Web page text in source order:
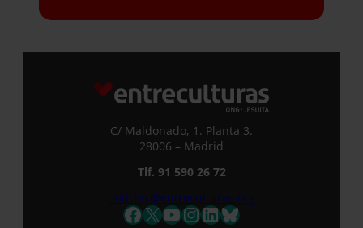
Si quieres recibir nuestra newsletter
mensual y los correos puntuales en los
que te ofrecemos información, no dejes
de completar este formulario. Al
base de datos y podrás estar al tanto de
todas las novedades.
Nombre *
C/ Maldonado, 1. Planta 3.
28006 – Madrid
Tlf. 91 590 26 72
noticias@entreculturas.org
Facebook
X YouTube
Instagram
LinkedIn
Bluesky